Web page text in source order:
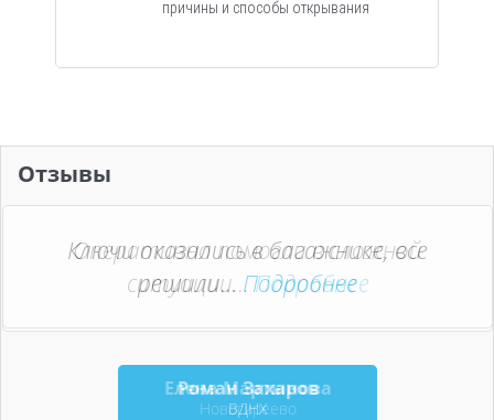
причины и способы открывания
Отзывы
Ключи оказались в багажнике, все
решили...Подробнее
Роман Захаров
ВДНХ
Оперативно помогли в сложной
ситуации...Подробнее
Елена Мартынова
Новогиреево